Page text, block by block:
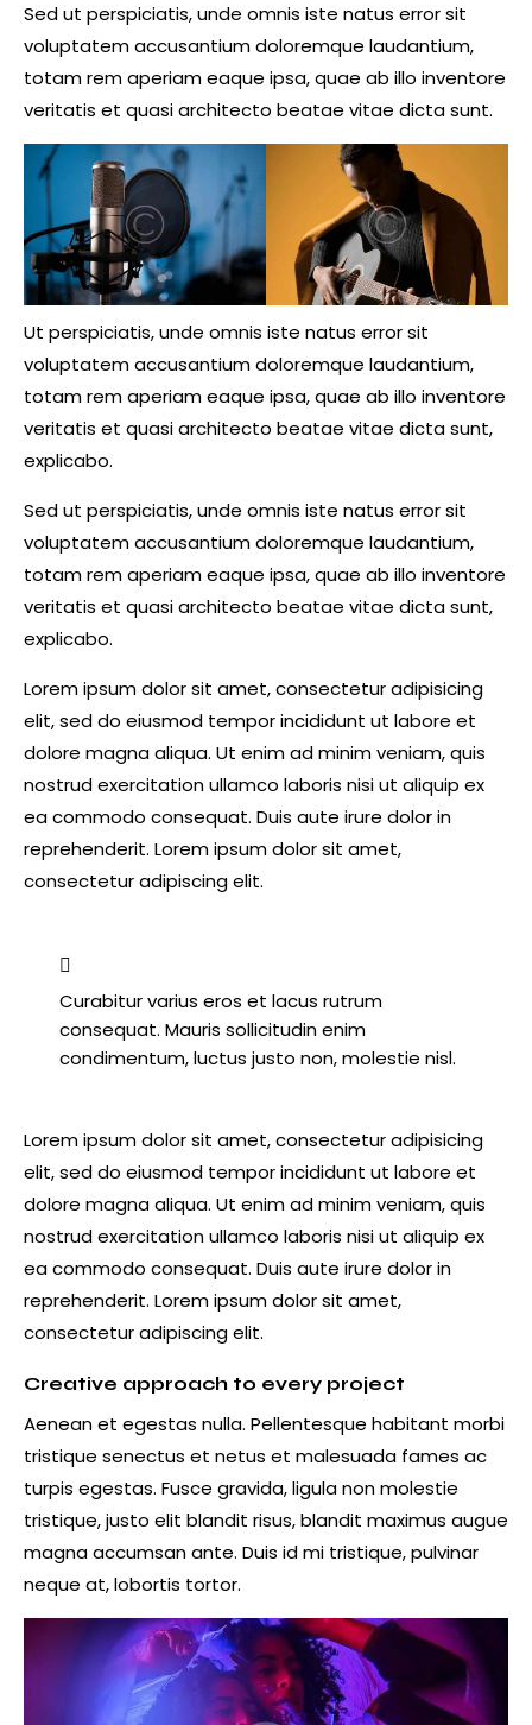
Sed ut perspiciatis, unde omnis iste natus error sit
voluptatem accusantium doloremque laudantium,
totam rem aperiam eaque ipsa, quae ab illo inventore
veritatis et quasi architecto beatae vitae dicta sunt.
Ut perspiciatis, unde omnis iste natus error sit
voluptatem accusantium doloremque laudantium,
totam rem aperiam eaque ipsa, quae ab illo inventore
veritatis et quasi architecto beatae vitae dicta sunt,
explicabo.
Sed ut perspiciatis, unde omnis iste natus error sit
voluptatem accusantium doloremque laudantium,
totam rem aperiam eaque ipsa, quae ab illo inventore
veritatis et quasi architecto beatae vitae dicta sunt,
explicabo.
Lorem ipsum dolor sit amet, consectetur adipisicing
elit, sed do eiusmod tempor incididunt ut labore et
dolore magna aliqua. Ut enim ad minim veniam, quis
nostrud exercitation ullamco laboris nisi ut aliquip ex
ea commodo consequat. Duis aute irure dolor in
reprehenderit. Lorem ipsum dolor sit amet,
consectetur adipiscing elit.
Curabitur varius eros et lacus rutrum
consequat. Mauris sollicitudin enim
condimentum, luctus justo non, molestie nisl.
Lorem ipsum dolor sit amet, consectetur adipisicing
elit, sed do eiusmod tempor incididunt ut labore et
dolore magna aliqua. Ut enim ad minim veniam, quis
nostrud exercitation ullamco laboris nisi ut aliquip ex
ea commodo consequat. Duis aute irure dolor in
reprehenderit. Lorem ipsum dolor sit amet,
consectetur adipiscing elit.
Creative approach to every project
Aenean et egestas nulla. Pellentesque habitant morbi
tristique senectus et netus et malesuada fames ac
turpis egestas. Fusce gravida, ligula non molestie
tristique, justo elit blandit risus, blandit maximus augue
magna accumsan ante. Duis id mi tristique, pulvinar
neque at, lobortis tortor.